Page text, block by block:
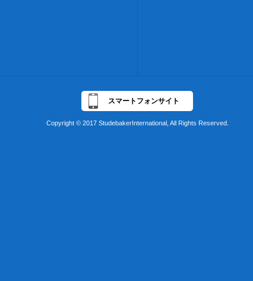
スマートフォンサイト
Copyright © 2017 StudebakerInternational, All Rights Reserved.